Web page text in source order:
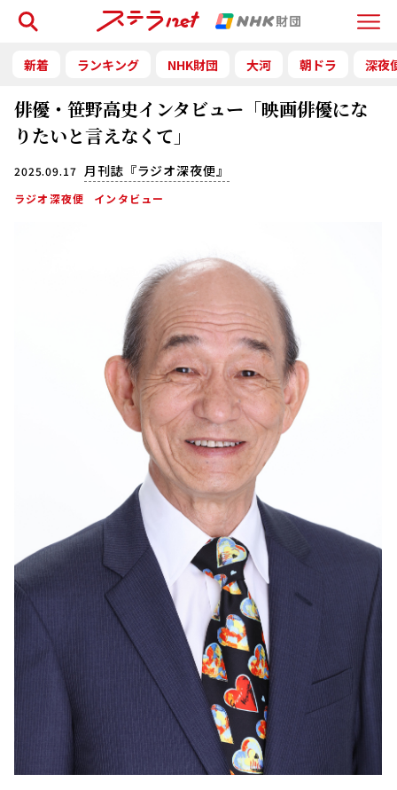
Menu
検索
新着 ランキング NHK財団 大河 朝ドラ 深夜
俳優・笹野高史インタビュー「映画俳優にな
りたいと言えなくて」
2025.09.17 月刊誌『ラジオ深夜便』
ラジオ深夜便 インタビュー